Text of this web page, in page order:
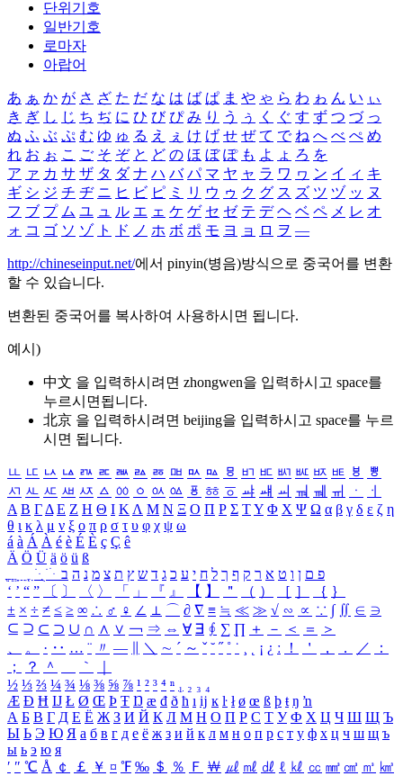
단위기호
일반기호
로마자
아랍어
あ ぁ か が さ ざ た だ な は ば ぱ ま や ゃ ら わ ゎ ん い ぃ
き ぎ し じ ち ぢ に ひ び ぴ み り う ぅ く ぐ す ず つ づ っ
ぬ ふ ぶ ぷ む ゆ ゅ る え ぇ け げ せ ぜ て で ね へ べ ぺ め
れ お ぉ こ ご そ ぞ と ど の ほ ぼ ぽ も よ ょ ろ を
ア ァ カ サ ザ タ ダ ナ ハ バ パ マ ヤ ャ ラ ワ ヮ ン イ ィ キ
ギ シ ジ チ ヂ ニ ヒ ビ ピ ミ リ ウ ゥ ク グ ス ズ ツ ヅ ッ ヌ
フ ブ プ ム ユ ュ ル エ ェ ケ ゲ セ ゼ テ デ ヘ ベ ペ メ レ オ
ォ コ ゴ ソ ゾ ト ド ノ ホ ボ ポ モ ヨ ョ ロ ヲ ―
http://chineseinput.net/에서 pinyin(병음)방식으로 중국어를 변환
할 수 있습니다.
변환된 중국어를 복사하여 사용하시면 됩니다.
예시)
中文 을 입력하시려면 zhongwen을 입력하시고 space를
누르시면됩니다.
北京 을 입력하시려면 beijing을 입력하시고 space를 누르
시면 됩니다.
ㅥ ㅦ ㅧ ㅨ ㅩ ㅪ ㅫ ㅬ ㅭ ㅮ ㅯ ㅰ ㅱ ㅲ ㅳ ㅴ ㅵ ㅶ ㅷ ㅸ
ㅹ
ㅺ ㅻ ㅼ ㅽ ㅾ ㅿ ㆀ ㆁ ㆂ ㆃ ㆄ ㆅ ㆆ ㆇ ㆈ ㆉ ㆊ ㆋ ㆌ ㆍ
ㆎ
Α Β ΓΔ Ε Ζ Η Θ Ι ΚΛ Μ Ν Ξ Ο Π Ρ Σ ΤΥ Φ Χ Ψ Ω α β γ δ ε ζ η
θ ι κ λ μ ν ξ ο π ρ σ τ υ φ χ ψ ω
á à Á À é è É È ç Ç ê
Ä Ö Ü ä ö ü ß
ִֶֹ ֻּ ׁׂ פ ם ן ו ט א ר ק ף ך ל ח י ע כ ג ד ש ץ ת צ מ נ ה ב
‘ ’ “ ” 〔 〕 〈 〉 「 」 『 』 【 】 ＂ （ ） ［ ］ ｛ ｝
± × ÷ ≠ ≤ ≥ ∞ ∴ ♂ ♀ ∠ ⊥ ⌒ ∂ ∇ ≡ ≒ ≪ ≫ √ ∽ ∝ ∵ ∫ ∬ ∈ ∋
⊆ ⊇ ⊂ ⊃ ∪ ∩ ∧ ∨ ￢ ⇒ ⇔ ∀ ∃ ∮ ∑ ∏ ＋ － ＜ ＝
＞
、
。 · ‥ … ¨ 〃 ― ＼ ∼ ´ ～ ˇ ˘ ˝ ˚ ˙ ¸ ¡ ¿ ː ！ ＇ ， ． ／
：
；
？ ＾ ｀
½ ⅓ ⅔ ¼ ¾ ⅛ ⅜ ⅝ ⅞ ¹ ² ³ ⁴ ⁿ ₁ ₂ ₃ ₄
Æ Ð Ħ Ĳ Ł Ø Œ Þ Ŧ Ŋ æ đ ð ħ ı ĳ ĸ ŀ ł ø œ ß þ ŧ ŋ ŉ
А Б В Г Д Е Ё Ж З И Й К Л М Н О П Р С Т У Ф Х Ц Ч Ш Щ Ъ
Ы Ь Э Ю Я а б в г д е ё ж з и й к л м н о п р с т у ф х ц ч ш щ ъ
ы ь э ю я
′ ″ ℃ Å ￠ ￡ ￥ ¤ ℉ ‰ ＄ ％ Ｆ ￦ ㎕ ㎖ ㎗ ℓ ㎘ ㏄ ㎣ ㎤ ㎥ ㎦